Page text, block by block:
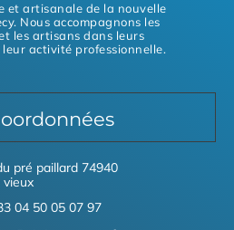
et artisanale de la nouvelle
Nous accompagnons les
les artisans dans leurs
leur activité professionnelle.
pré paillard 74940
04 50 05 07 97